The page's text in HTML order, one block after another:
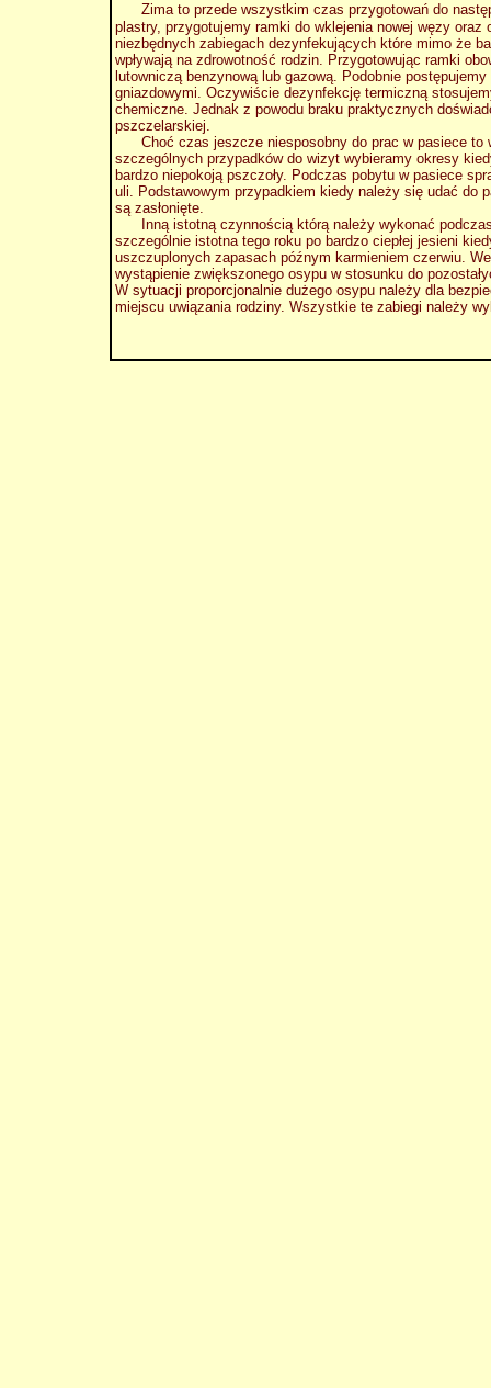
Zima to przede wszystkim czas przygotowań do
plastry, przygotujemy ramki do wklejenia nowej węzy
niezbędnych zabiegach dezynfekujących które mimo że
wpływają na zdrowotność rodzin. Przygotowując ramki
lutowniczą benzynową lub gazową. Podobnie
gniazdowymi. Oczywiście dezynfekcję termiczną
chemiczne. Jednak z powodu braku praktycznych
pszczelarskiej.
Choć czas jeszcze niesposobny do prac w pasiece to
szczególnych przypadków do wizyt wybieramy okresy
bardzo niepokoją pszczoły. Podczas pobytu w pasiece
uli. Podstawowym przypadkiem kiedy należy się udać do
są zasłonięte.
Inną istotną czynnością którą należy wykonać podczas
szczególnie istotna tego roku po bardzo ciepłej jesieni
uszczuplonych zapasach późnym karmieniem czerwiu.
wystąpienie zwiększonego osypu w stosunku do
W sytuacji proporcjonalnie dużego osypu należy dla
miejscu uwiązania rodziny. Wszystkie te zabiegi należy